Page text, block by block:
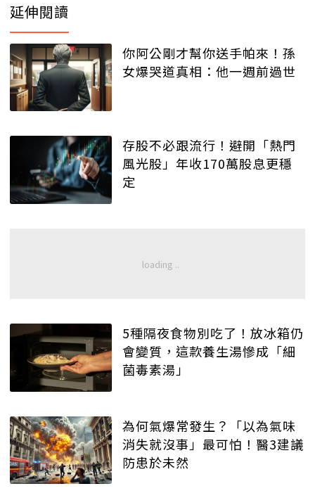
延伸閱讀
你阿公剛才幫你送手帕來！孫
女爆哭道真相：他一週前過世
存股不必跟流行！避開「熱門
風光股」年收170萬股息更穩
定
5種隔夜食物別吃了！放冰箱仍
會變質，這款養生湯慘成「細
菌毒素湯」
為何氣爆常發生？「以為氣味
消失就沒事」最可怕！醫3建議
防患於未然